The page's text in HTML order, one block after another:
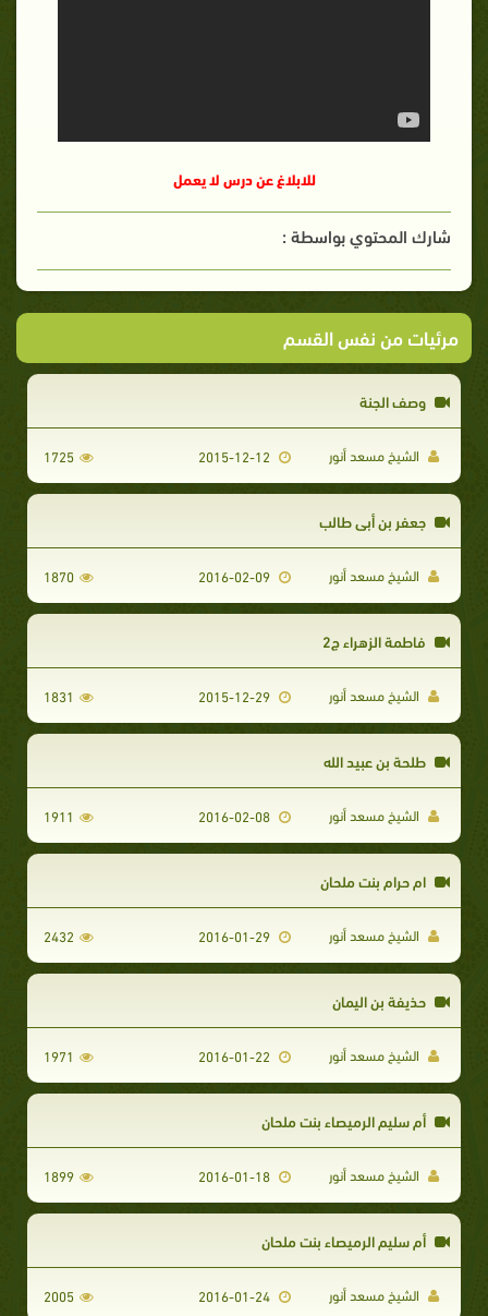
للابلاغ عن درس لا يعمل
شارك المحتوي بواسطة :
مرئيات من نفس القسم
وصف الجنة
الشيخ مسعد أنور 1725
جعفر بن أبي طالب
الشيخ مسعد أنور 2016-02-09
1870
فاطمة الزهراء ج2
الشيخ مسعد أنور 2015-12-29
1831
طلحة بن عبيد الله
الشيخ مسعد أنور 2016-02-08
1911
ام حرام بنت ملحان
الشيخ مسعد أنور 2016-01-29
2432
حذيفة بن اليمان
الشيخ مسعد أنور 1971
أم سليم الرميصاء بنت ملحان
الشيخ مسعد أنور 2016-01-18
1899
أم سليم الرميصاء بنت ملحان
الشيخ مسعد أنور 2016-01-24
2005